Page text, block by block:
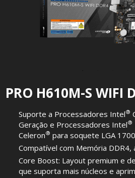
PRO H610M-S WIFI
Suporte a Processadores Intel®
Geração e Processadores Intel®
Celeron® para soquete LGA 1700
Compatível com Memória
Core Boost: Layout premium e
que suporta mais núcleos e